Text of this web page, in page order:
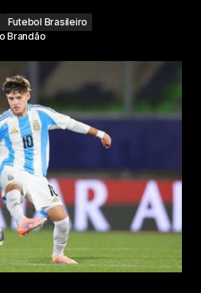
Futebol Brasileiro
Brandão